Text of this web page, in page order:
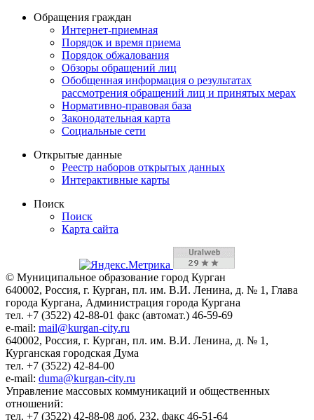
Обращения граждан
Интернет-приемная
Порядок и время приема
Порядок обжалования
Обзоры обращений лиц
Обобщенная информация о результатах
рассмотрения обращений лиц и принятых мерах
Нормативно-правовая база
Законодательная карта
Социальные сети
Открытые данные
Реестр наборов открытых данных
Интерактивные карты
Поиск
Поиск
Карта сайта
© Муниципальное образование город Курган
640002, Россия, г. Курган, пл. им. В.И. Ленина, д. № 1, Глава
города Кургана, Администрация города Кургана
тел. +7 (3522) 42-88-01 факс (автомат.) 46-59-69
e-mail: mail@kurgan-city.ru
640002, Россия, г. Курган, пл. им. В.И. Ленина, д. № 1,
Курганская городская Дума
тел. +7 (3522) 42-84-00
e-mail: duma@kurgan-city.ru
Управление массовых коммуникаций и общественных
отношений:
тел. +7 (3522) 42-88-08 доб. 232, факс 46-51-64